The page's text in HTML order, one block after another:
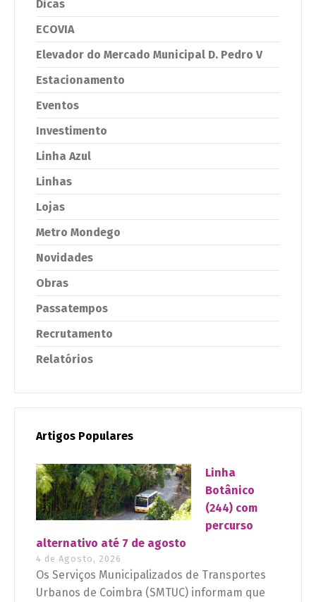
Dicas
ECOVIA
Elevador do Mercado Municipal D. Pedro V
Estacionamento
Eventos
Investimento
Linha Azul
Linhas
Lojas
Metro Mondego
Novidades
Obras
Passatempos
Recrutamento
Relatórios
Artigos Populares
Linha
Botânico
(244) com
percurso
alternativo até 7 de agosto
4 de Agosto, 2026
Os Serviços Municipalizados de Transportes
Urbanos de Coimbra (SMTUC) informam que